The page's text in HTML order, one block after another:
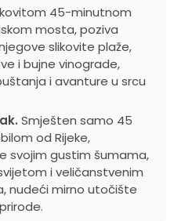
45-minutnom
mosta, poziva
slikovite plaže,
i bujne vinograde,
i avanture u srcu
Smješten samo 45
od Rijeke,
svojim gustim šumama,
i veličanstvenim
nudeći mirno utočište